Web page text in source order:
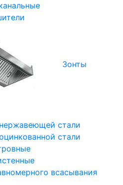
Зонты
стали
стали
всасывания